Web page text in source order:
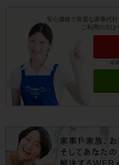
安心価格で良質な家事代
ご利用の方は
会